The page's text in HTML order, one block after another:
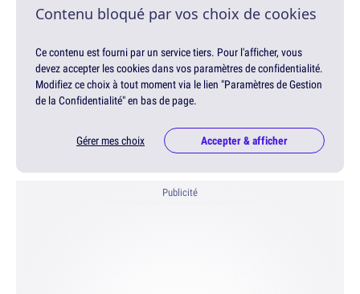
Contenu bloqué par vos choix de cookies
Ce contenu est fourni par un service tiers. Pour l'afficher, vous
devez accepter les cookies dans vos paramètres de confidentialité.
Modifiez ce choix à tout moment via le lien "Paramètres de Gestion
de la Confidentialité" en bas de page.
Gérer mes choix Accepter & afficher
Publicité